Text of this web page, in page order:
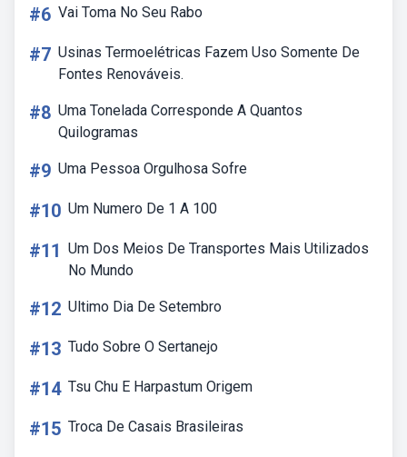
#6 Vai Toma No Seu Rabo
#7 Usinas Termoelétricas Fazem Uso Somente De
Fontes Renováveis.
#8 Uma Tonelada Corresponde A Quantos
Quilogramas
#9 Uma Pessoa Orgulhosa Sofre
#10 Um Numero De 1 A 100
#11 Um Dos Meios De Transportes Mais Utilizados
No Mundo
#12 Ultimo Dia De Setembro
#13 Tudo Sobre O Sertanejo
#14 Tsu Chu E Harpastum Origem
#15 Troca De Casais Brasileiras